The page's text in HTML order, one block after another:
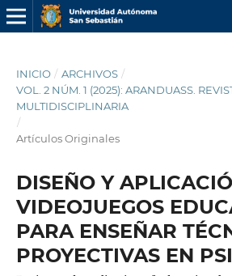
INICIO / ARCHIVOS /
VOL. 2 NÚM. 1 (2025): ARANDUASS.
MULTIDISCIPLINARIA
/
Artículos Originales
DISEÑO Y
VIDEOJUEGOS
PARA ENSEÑAR
PROYECTIVAS EN